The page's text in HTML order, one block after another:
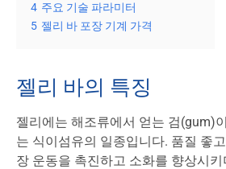
4 주요 기술 파라미터
5 젤리 바 포장 기계 가격
젤리 바의 특징
젤리에는 해조류에서 얻는 검(gum)
는 식이섬유의 일종입니다. 품질 좋
장 운동을 촉진하고 소화를 향상시